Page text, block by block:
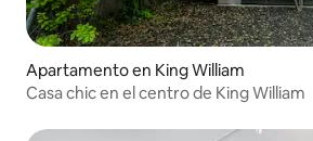
Apartamento en King William
Casa chic en el centro de King William